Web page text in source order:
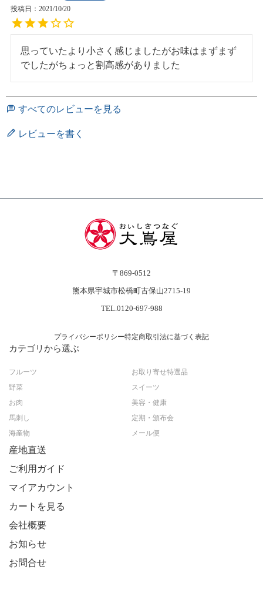
投稿日
2021/10/20
思っていたより小さく感じましたがお味はまずまず
でしたがちょっと割高感がありました
すべてのレビューを見る
レビューを書く
〒869-0512
熊本県宇城市松橋町古保山2715-19
TEL.0120-697-988
プライバシーポリシー特定商取引法に基づく表記
カテゴリから選ぶ
フルーツ
野菜
お肉
馬刺し
海産物
お取り寄せ特選品
スイーツ
美容・健康
定期・頒布会
メール便
産地直送
ご利用ガイド
マイアカウント
カートを見る
会社概要
お知らせ
お問合せ